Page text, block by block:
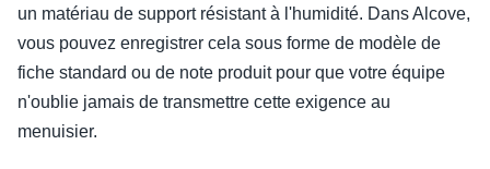
un matériau de support résistant à l'humidité. Dans Alcove,
vous pouvez enregistrer cela sous forme de modèle de
fiche standard ou de note produit pour que votre équipe
n'oublie jamais de transmettre cette exigence au
menuisier.